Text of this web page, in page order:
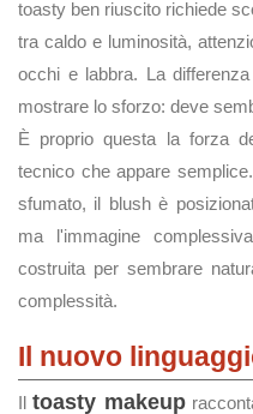
toasty ben riuscito richiede
tra caldo e luminosità,
occhi e labbra. La
mostrare lo sforzo: deve
È proprio questa la forza
tecnico che appare
sfumato, il blush è
ma l'immagine
costruita per sembrare
complessità.
Il nuovo
Iltoasty makeup